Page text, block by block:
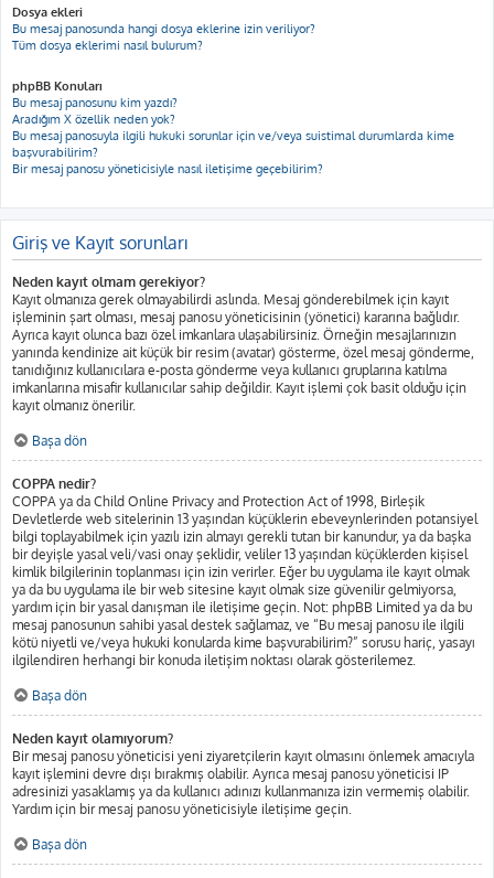
Dosya ekleri
Bu mesaj panosunda hangi dosya eklerine izin veriliyor?
Tüm dosya eklerimi nasıl bulurum?
phpBB Konuları
Bu mesaj panosunu kim yazdı?
Aradığım X özellik neden yok?
Bu mesaj panosuyla ilgili hukuki sorunlar için ve/veya suistimal durumlarda kime
başvurabilirim?
Bir mesaj panosu yöneticisiyle nasıl iletişime geçebilirim?
Giriş ve Kayıt sorunları
Neden kayıt olmam gerekiyor?
Kayıt olmanıza gerek olmayabilirdi aslında. Mesaj gönderebilmek için kayıt
işleminin şart olması, mesaj panosu yöneticisinin (yönetici) kararına bağlıdır.
Ayrıca kayıt olunca bazı özel imkanlara ulaşabilirsiniz. Örneğin mesajlarınızın
yanında kendinize ait küçük bir resim (avatar) gösterme, özel mesaj gönderme,
tanıdığınız kullanıcılara e-posta gönderme veya kullanıcı gruplarına katılma
imkanlarına misafir kullanıcılar sahip değildir. Kayıt işlemi çok basit olduğu için
kayıt olmanız önerilir.
Başa dön
COPPA nedir?
COPPA ya da Child Online Privacy and Protection Act of 1998, Birleşik
Devletlerde web sitelerinin 13 yaşından küçüklerin ebeveynlerinden potansiyel
bilgi toplayabilmek için yazılı izin almayı gerekli tutan bir kanundur, ya da başka
bir deyişle yasal veli/vasi onay şeklidir, veliler 13 yaşından küçüklerden kişisel
kimlik bilgilerinin toplanması için izin verirler. Eğer bu uygulama ile kayıt olmak
ya da bu uygulama ile bir web sitesine kayıt olmak size güvenilir gelmiyorsa,
yardım için bir yasal danışman ile iletişime geçin. Not: phpBB Limited ya da bu
mesaj panosunun sahibi yasal destek sağlamaz, ve “Bu mesaj panosu ile ilgili
kötü niyetli ve/veya hukuki konularda kime başvurabilirim?” sorusu hariç, yasayı
ilgilendiren herhangi bir konuda iletişim noktası olarak gösterilemez.
Başa dön
Neden kayıt olamıyorum?
Bir mesaj panosu yöneticisi yeni ziyaretçilerin kayıt olmasını önlemek amacıyla
kayıt işlemini devre dışı bırakmış olabilir. Ayrıca mesaj panosu yöneticisi IP
adresinizi yasaklamış ya da kullanıcı adınızı kullanmanıza izin vermemiş olabilir.
Yardım için bir mesaj panosu yöneticisiyle iletişime geçin.
Başa dön